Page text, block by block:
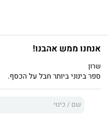
אנחנו ממש אהבנו!
שרון
ספר בינוני ביותר חבל על הכסף.